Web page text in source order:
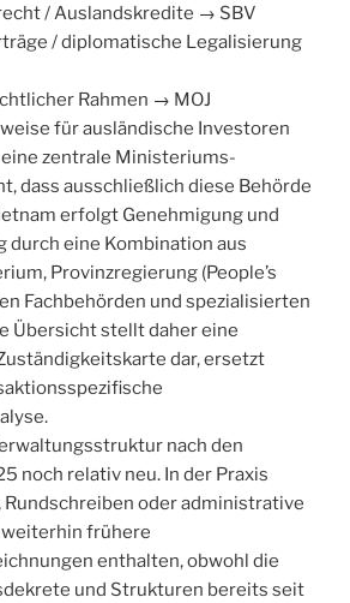
/ Auslandskredite → SBV
/ diplomatische Legalisierung
Rahmen → MOJ
für ausländische Investoren
zentrale Ministeriums-
dass ausschließlich diese Behörde
erfolgt Genehmigung und
durch eine Kombination aus
Provinzregierung (People’s
Fachbehörden und spezialisierten
Übersicht stellt daher eine
dar, ersetzt
nach den
noch relativ neu. In der Praxis
Rundschreiben oder administrative
frühere
enthalten, obwohl die
und Strukturen bereits seit